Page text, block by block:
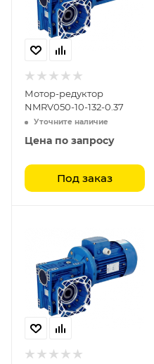
Мотор-редуктор
NMRV050-10-132-0.37
Уточните наличие
Цена по запросу
Под заказ